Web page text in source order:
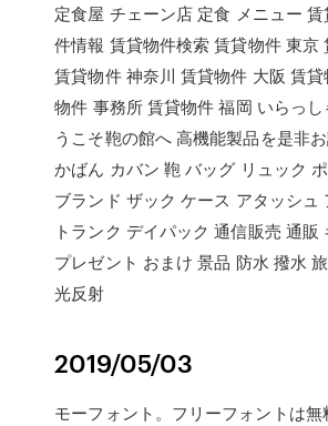
定食屋 チェーン店 定食 メニュー
件情報 賃貸物件検索 賃貸物件 東京
賃貸物件 神奈川 賃貸物件 大阪 賃
物件 事務所 賃貸物件 福岡 いらっし
うこそ鞄の館へ 高機能製品を是非
かばん カバン 鞄 バッグ リュック
ブランド ザック ケース アタッシュ
トランク デイパック 通信販売 通販
プレゼント おまけ 景品 防水 撥水
光反射
2019/05/03
モーフォント。フリーフォントは無